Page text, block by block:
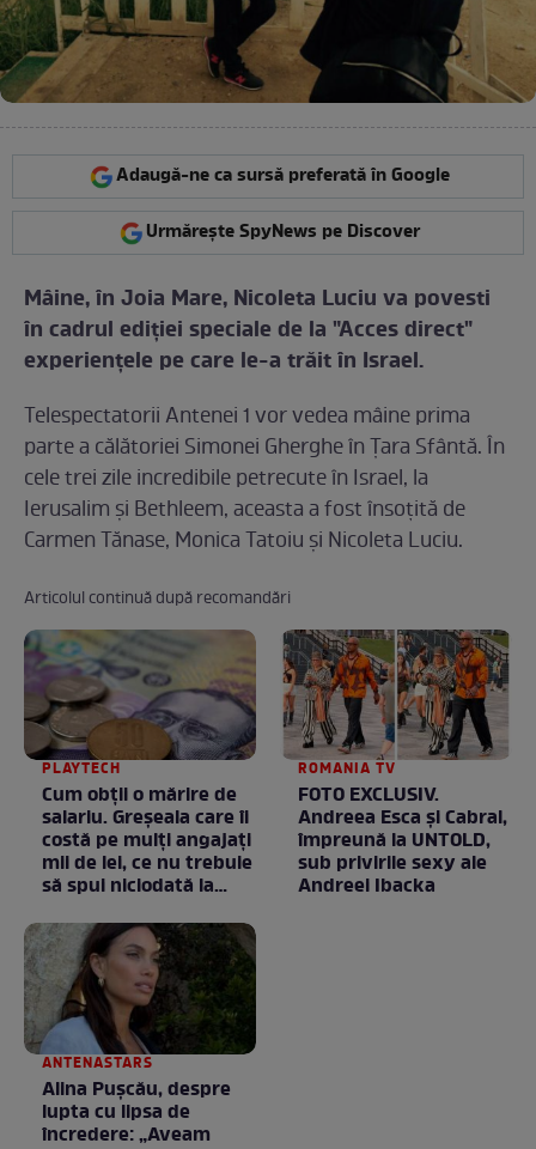
Adaugă-ne ca sursă preferată în Google
Urmărește SpyNews pe Discover
Mâine, în Joia Mare, Nicoleta Luciu va povesti
în cadrul ediţiei speciale de la "Acces direct"
experienţele pe care le-a trăit în Israel.
Telespectatorii Antenei 1 vor vedea mâine prima
parte a călătoriei Simonei Gherghe în Țara Sfântă. În
cele trei zile incredibile petrecute în Israel, la
Ierusalim și Bethleem, aceasta a fost însoțită de
Carmen Tănase, Monica Tatoiu şi Nicoleta Luciu.
Articolul continuă după recomandări
PLAYTECH
Cum obții o mărire de
salariu. Greșeala care îi
costă pe mulți angajați
mii de lei, ce nu trebuie
să spui niciodată la
ROMANIA TV
FOTO EXCLUSIV.
Andreea Esca şi Cabral,
împreună la UNTOLD,
sub privirile sexy ale
Andreei Ibacka
ANTENASTARS
Alina Pușcău, despre
lupta cu lipsa de
încredere: „Aveam